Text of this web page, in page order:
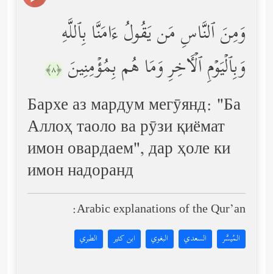
وَمِنَ ٱلنَّاسِ مَن یَقُولُ ءَامَنَّا بِٱللَّهِ
وَبِٱلۡیَوۡمِ ٱلۡـَٔاخِرِ وَمَا هُم بِمُؤۡمِنِینَ ﴿٨﴾
Бархе аз мардум мегӯянд: "Ба
Аллоҳ таоло ва рӯзи қиёмат
имон овардаем", дар ҳоле ки
имон надоранд
Arabic explanations of the Qur’an:
المُيسَّر السعدي البغوي ابن كثير الطبري